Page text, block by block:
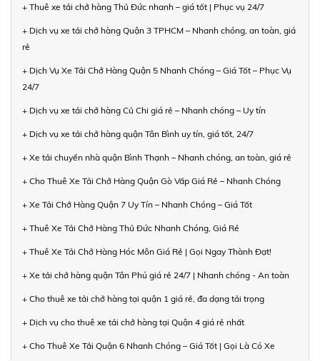
+ Thuê xe tải chở hàng Thủ Đức nhanh – giá tốt | Phục vụ 24/7
+ Dịch vụ xe tải chở hàng Quận 3 TPHCM – Nhanh chóng, an toàn, giá
rẻ
+ Dịch Vụ Xe Tải Chở Hàng Quận 5 Nhanh Chóng – Giá Tốt – Phục Vụ
24/7
+ Dịch vụ xe tải chở hàng Củ Chi giá rẻ – Nhanh chóng – Uy tín
+ Dịch vụ xe tải chở hàng quận Tân Bình uy tín, giá tốt, 24/7
+ Xe tải chuyển nhà quận Bình Thạnh – Nhanh chóng, an toàn, giá rẻ
+ Cho Thuê Xe Tải Chở Hàng Quận Gò Vấp Giá Rẻ – Nhanh Chóng
+ Xe Tải Chở Hàng Quận 7 Uy Tín – Nhanh Chóng – Giá Tốt
+ Thuê Xe Tải Chở Hàng Thủ Đức Nhanh Chóng, Giá Rẻ
+ Thuê Xe Tải Chở Hàng Hóc Môn Giá Rẻ | Gọi Ngay Thành Đạt!
+ Xe tải chở hàng quận Tân Phú giá rẻ 24/7 | Nhanh chóng - An toàn
+ Cho thuê xe tải chở hàng tại quận 1 giá rẻ, đa dạng tải trọng
+ Dịch vụ cho thuê xe tải chở hàng tại Quận 4 giá rẻ nhất
+ Cho Thuê Xe Tải Quận 6 Nhanh Chóng – Giá Tốt | Gọi Là Có Xe